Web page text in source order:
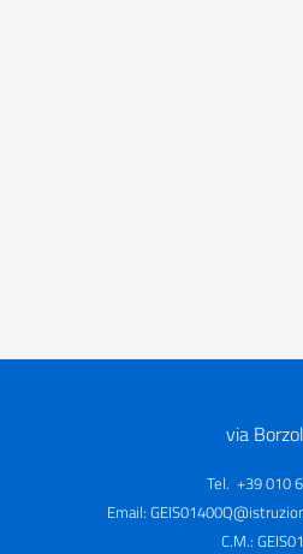
via
Tel. +39 010
Email:
C.M.: